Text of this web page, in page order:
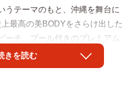
うテーマのもと、沖縄を舞台に
最高の美BODYをさらけ出した
ーチ、プール付きのプレミアム
アメリカンハウス、伝統的な古
ディとどこまでも白く透き通っ
きを読む